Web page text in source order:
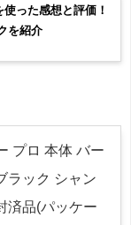
った感想と評価！
を紹介
プロ 本体 バー
ラック シャン
済品(パッケー